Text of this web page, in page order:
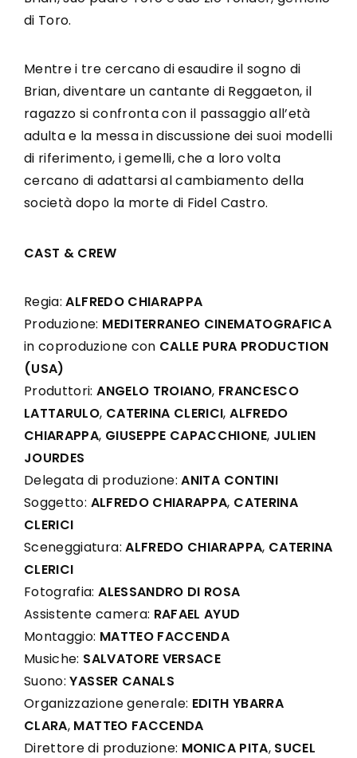
di Toro.
Mentre i tre cercano di esaudire il sogno di
Brian, diventare un cantante di Reggaeton, il
ragazzo si confronta con il passaggio all’età
adulta e la messa in discussione dei suoi modelli
di riferimento, i gemelli, che a loro volta
cercano di adattarsi al cambiamento della
società dopo la morte di Fidel Castro.
CAST & CREW
Regia:ALFREDO CHIARAPPA
Produzione: MEDITERRANEO CINEMATOGRAFICA
in coproduzione con CALLE PURA PRODUCTION
(USA)
Produttori:ANGELO TROIANO, FRANCESCO
LATTARULO, CATERINA CLERICI,ALFREDO
CHIARAPPA, GIUSEPPE CAPACCHIONE, JULIEN
JOURDES
Delegata di produzione:ANITA CONTINI
Soggetto: ALFREDO CHIARAPPA, CATERINA
CLERICI
Sceneggiatura:ALFREDO CHIARAPPA, CATERINA
CLERICI
Fotografia:ALESSANDRO DI ROSA
Assistente camera: RAFAEL AYUD
Montaggio: MATTEO FACCENDA
Musiche: SALVATORE VERSACE
Suono:YASSER CANALS
Organizzazione generale: EDITH YBARRA
CLARA, MATTEO FACCENDA
Direttore di produzione: MONICA PITA, SUCEL